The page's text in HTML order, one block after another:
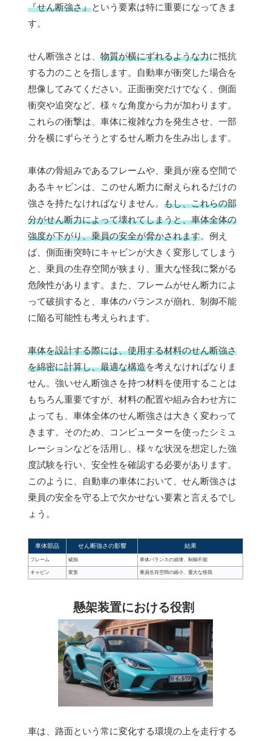
『せん断強さ』という要素は特に重要になってきま
す。
せん断強さとは、 物質が横にずれるような力に抵抗
する力のことを指します。自動車が衝突した場合を
想像してみてください。正面衝突だけでなく、側面
衝突や追突など、様々な角度から力が加わります。
これらの衝撃は、車体に複雑な力を発生させ、一部
分を横にずらそうとするせん断力を生み出します。
車体の骨組みであるフレームや、乗員が座る空間で
あるキャビンは、このせん断力に耐えられるだけの
強さを持たなければなりません。 もし、これらの部
分がせん断力によって壊れてしまうと、車体全体の
強度が下がり、乗員の安全が脅かされます。例え
ば、側面衝突時にキャビンが大きく変形してしまう
と、乗員の生存空間が狭まり、重大な怪我に繋がる
危険性があります。また、フレームがせん断力によ
って破損すると、車体のバランスが崩れ、制御不能
に陥る可能性も考えられます。
車体を設計する際には、使用する材料のせん断強さ
を綿密に計算し、最適な構造を考えなければなりま
せん。強いせん断強さを持つ材料を使用することは
もちろん重要ですが、材料の配置や組み合わせ方に
よっても、車体全体のせん断強さは大きく変わって
きます。そのため、コンピューターを使ったシミュ
レーションなどを活用し、様々な状況を想定した強
度試験を行い、安全性を確認する必要があります。
このように、自動車の車体において、せん断強さは
乗員の安全を守る上で欠かせない要素と言えるでし
ょう。
車体部品 せん断強さの影響 結果
フレーム 破損 車体バランスの崩壊、制御不能
キャビン 変形 乗員生存空間の縮小、重大な怪我
懸架装置における役割
車は、路面という常に変化する環境の上を走行する